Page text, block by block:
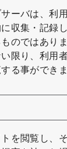
ーバは、利
収集・記録
のではあり
限り、利用
る事ができま
を閲覧し、